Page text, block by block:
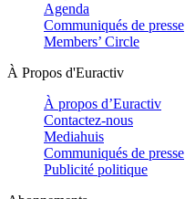
Agenda
Communiqués de presse
Members’ Circle
À Propos d'Euractiv
À propos d’Euractiv
Contactez-nous
Mediahuis
Communiqués de presse
Publicité politique